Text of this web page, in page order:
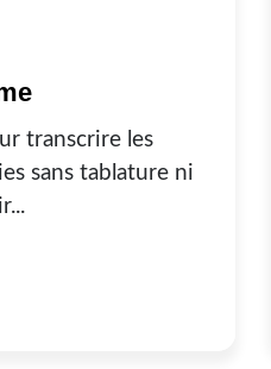
transcrire les
sans tablature ni